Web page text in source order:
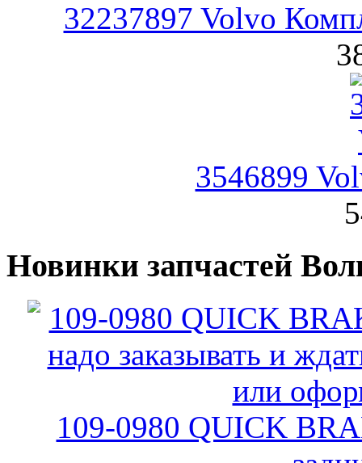
32237897 Volvo
3546899
Новинки запчастей
109-0980 QUICK